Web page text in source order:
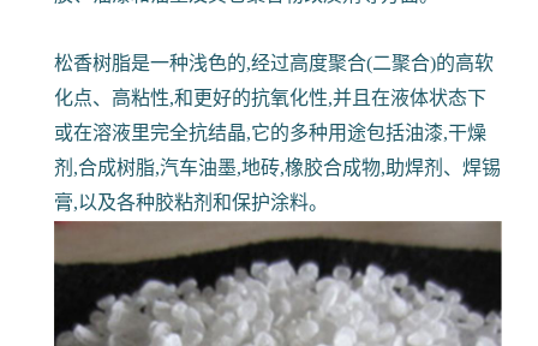
松香树脂是一种浅色的,经过高度聚合(二聚合)的高软
化点、高粘性,和更好的抗氧化性,并且在液体状态下
或在溶液里完全抗结晶,它的多种用途包括油漆,干燥
剂,合成树脂,汽车油墨,地砖,橡胶合成物,助焊剂、焊锡
膏,以及各种胶粘剂和保护涂料。